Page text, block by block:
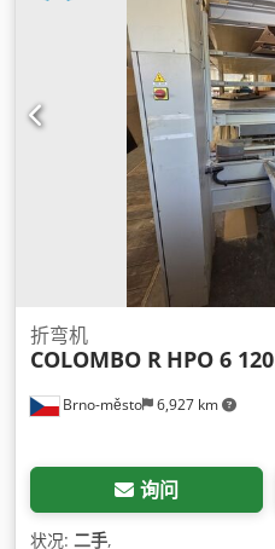
Brno-město 6,927 km
折弯机
COLOMBO R HPO 6 120
询问
状况: 二手,